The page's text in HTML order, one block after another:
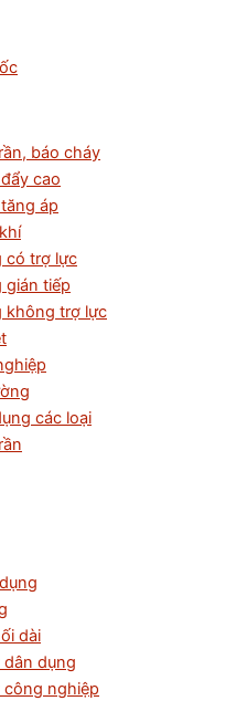
báo cháy
cao
áp
có trợ lực
gián tiếp
không trợ lực
các loại
dài
dân dụng
công nghiệp